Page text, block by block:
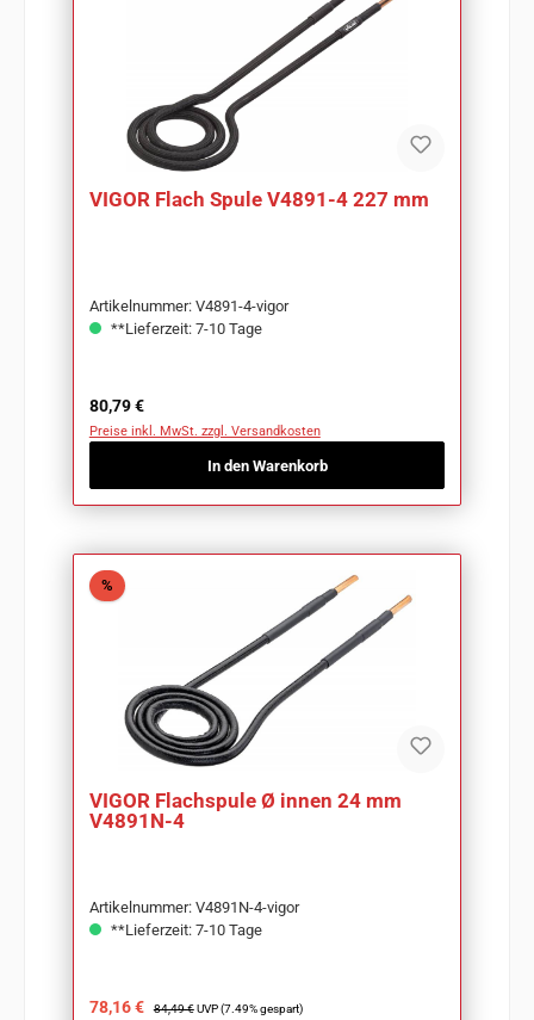
VIGOR Flach Spule V4891-4 227 mm
Artikelnummer: V4891-4-vigor
**Lieferzeit: 7-10 Tage
Regulärer Preis:
80,79 €
Preise inkl. MwSt. zzgl. Versandkosten
In den Warenkorb
%Rabatt
VIGOR Flachspule Ø innen 24 mm
V4891N-4
Artikelnummer: V4891N-4-vigor
**Lieferzeit: 7-10 Tage
Verkaufspreis:
78,16 € Regulärer Preis:
84,49 € UVP (7.49% gespart)